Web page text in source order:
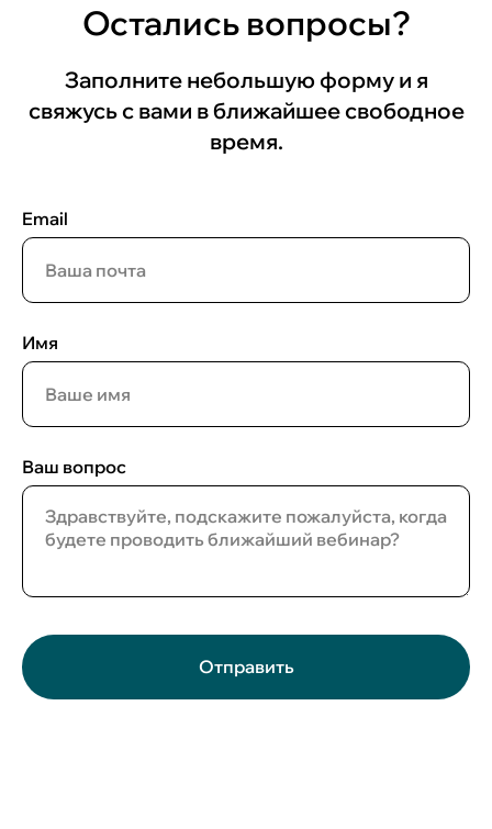
Остались вопросы?
Заполните небольшую форму и я
свяжусь с вами в ближайшее свободное
время.
Email
Имя
Ваш вопрос
Отправить